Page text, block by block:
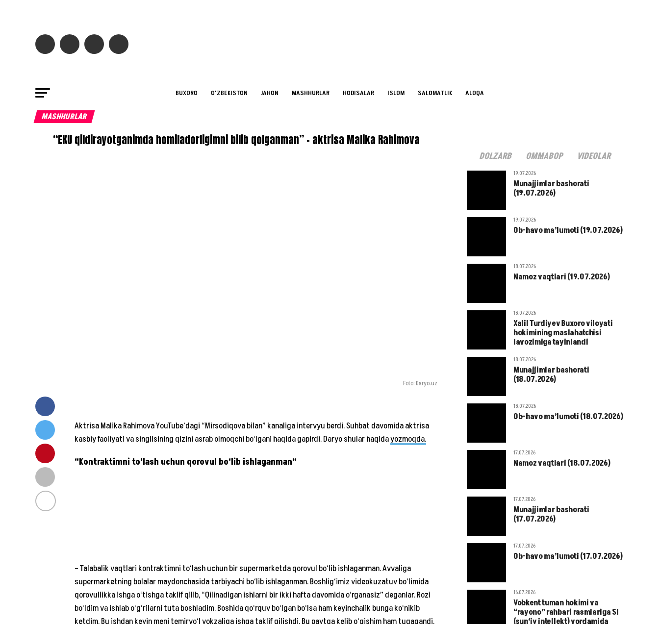
BUXORO O‘ZBEKISTON JAHON MASHHURLAR HODISALAR ISLOM SALOMATLIK ALOQA
MASHHURLAR
“EKU qildirayotganimda homiladorligimni bilib qolganman” – aktrisa Malika Rahimova
Foto: Daryo.uz
Aktrisa Malika Rahimova YouTube’dagi “Mirsodiqova bilan” kanaliga intervyu berdi. Suhbat davomida aktrisa
kasbiy faoliyati va singlisining qizini asrab olmoqchi bo‘lgani haqida gapirdi. Daryo shular haqidayozmoqda.
“Kontraktimni to‘lash uchun qorovul bo‘lib ishlaganman”
– Talabalik vaqtlari kontraktimni to‘lash uchun bir supermarketda qorovul bo‘lib ishlaganman. Avvaliga
supermarketning bolalar maydonchasida tarbiyachi bo‘lib ishlaganman. Boshlig‘imiz videokuzatuv bo‘limida
qorovullikka ishga o‘tishga taklif qilib, “Qilinadigan ishlarni bir ikki hafta davomida o‘rganasiz” deganlar. Rozi
bo‘ldim va ishlab o‘g‘rilarni tuta boshladim. Boshida qo‘rquv bo‘lgan bo‘lsa ham keyinchalik bunga ko‘nikib
DOLZARB OMMABOP VIDEOLAR
19.07.2026
Munajjimlar bashorati
(19.07.2026)
19.07.2026
Ob-havo ma’lumoti (19.07.2026)
18.07.2026
Namoz vaqtlari (19.07.2026)
18.07.2026
Xalil Turdiyev Buxoro viloyati
hokimining maslahatchisi
lavozimiga tayinlandi
18.07.2026
Munajjimlar bashorati
(18.07.2026)
18.07.2026
Ob-havo ma’lumoti (18.07.2026)
17.07.2026
Namoz vaqtlari (18.07.2026)
17.07.2026
Munajjimlar bashorati
(17.07.2026)
17.07.2026
Ob-havo ma’lumoti (17.07.2026)
16.07.2026
Vobkent tuman hokimi va
“rayono” rahbari rasmlariga SI
(sun‘iy intellekt) yordamida